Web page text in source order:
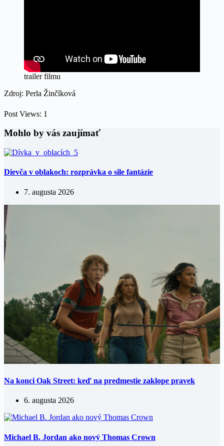
trailer filmu
Zdroj: Perla Žinčíková
Post Views: 1
Mohlo by vás zaujímať
Dievča v oblakoch: rozprávka o sile fantázie
7. augusta 2026
Na konci Oak Street: keď na predmestie zaklope pravek
6. augusta 2026
Michael B. Jordan ako nový Thomas Crown